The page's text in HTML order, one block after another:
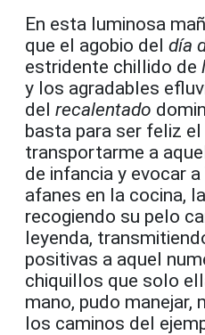
En esta luminosa
que el agobio del día
estridente chillido de
y los agradables
del recalentado
basta para ser feliz
transportarme a
de infancia y evocar
afanes en la cocina,
recogiendo su pelo
leyenda,
positivas a aquel
chiquillos que solo
mano, pudo manejar,
los caminos del